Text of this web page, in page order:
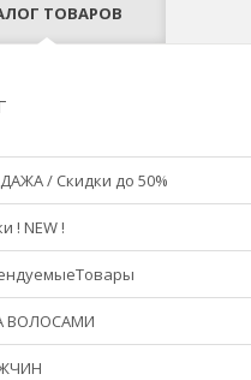
ТОВАРОВ
/ Скидки до 50%
! NEW !
ВОЛОСАМИ